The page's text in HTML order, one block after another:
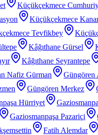
Küçükçekmece
Küçükçekmece
Tevfikbey
Kâğıthane Gürsel
Kâğıthane Seyrantepe
Nafiz Gürman Güngören
Güngören Merkez
Hürriyet
Gaziosmanpaşa Pazariçi
Fatih Alemdar